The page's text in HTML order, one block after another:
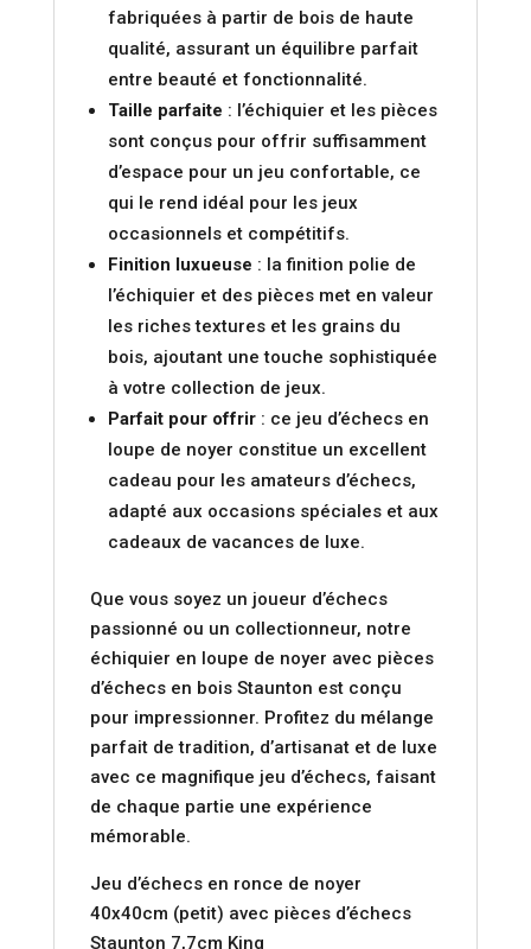
fabriquées à partir de bois de haute
qualité, assurant un équilibre parfait
entre beauté et fonctionnalité.
Taille parfaite : l’échiquier et les pièces
sont conçus pour offrir suffisamment
d’espace pour un jeu confortable, ce
qui le rend idéal pour les jeux
occasionnels et compétitifs.
Finition luxueuse : la finition polie de
l’échiquier et des pièces met en valeur
les riches textures et les grains du
bois, ajoutant une touche sophistiquée
à votre collection de jeux.
Parfait pour offrir: ce jeu d’échecs en
loupe de noyer constitue un excellent
cadeau pour les amateurs d’échecs,
adapté aux occasions spéciales et aux
cadeaux de vacances de luxe.
Que vous soyez un joueur d’échecs
passionné ou un collectionneur, notre
échiquier en loupe de noyer avec pièces
d’échecs en bois Staunton est conçu
pour impressionner. Profitez du mélange
parfait de tradition, d’artisanat et de luxe
avec ce magnifique jeu d’échecs, faisant
de chaque partie une expérience
mémorable.
Jeu d’échecs en ronce de noyer
40x40cm (petit) avec pièces d’échecs
Staunton 7,7cm King